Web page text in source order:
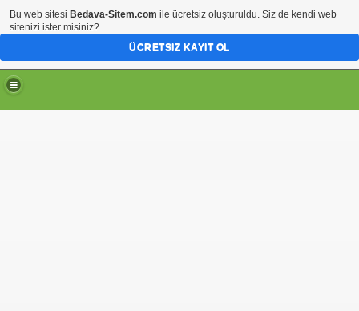
Bu web sitesi Bedava-Sitem.com ile ücretsiz oluşturuldu. Siz de kendi web
sitenizi ister misiniz?
ÜCRETSIZ KAYIT OL